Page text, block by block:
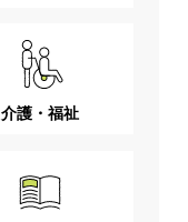
介護・福祉